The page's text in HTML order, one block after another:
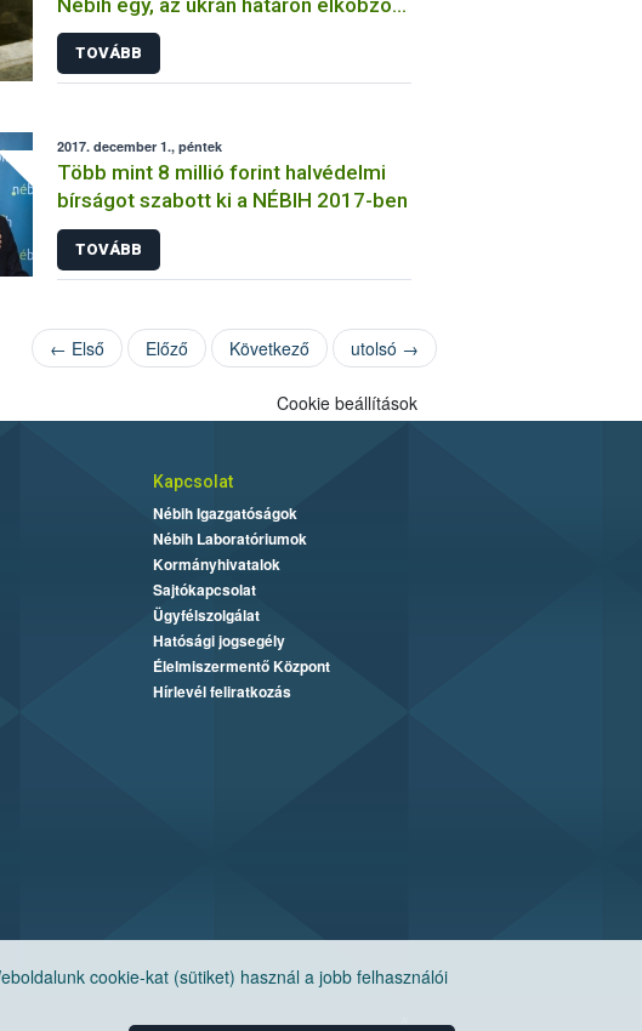
sertéshús mintában
TOVÁBB
2017. december 1., péntek
Több mint 8 millió forint halvédelmi
bírságot szabott ki a NÉBIH 2017-ben
TOVÁBB
← Első Előző Következő utolsó →
cookie-kat (sütiket) használ a jobb felhasználói
Cookie beállítások
Kapcsolat
Nébih Igazgatóságok
Nébih Laboratóriumok
Kormányhivatalok
Sajtókapcsolat
Ügyfélszolgálat
Hatósági jogsegély
Élelmiszermentő Központ
Hírlevél feliratkozás